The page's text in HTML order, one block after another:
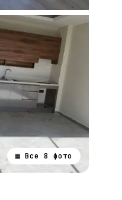
▦ Все 8 фото